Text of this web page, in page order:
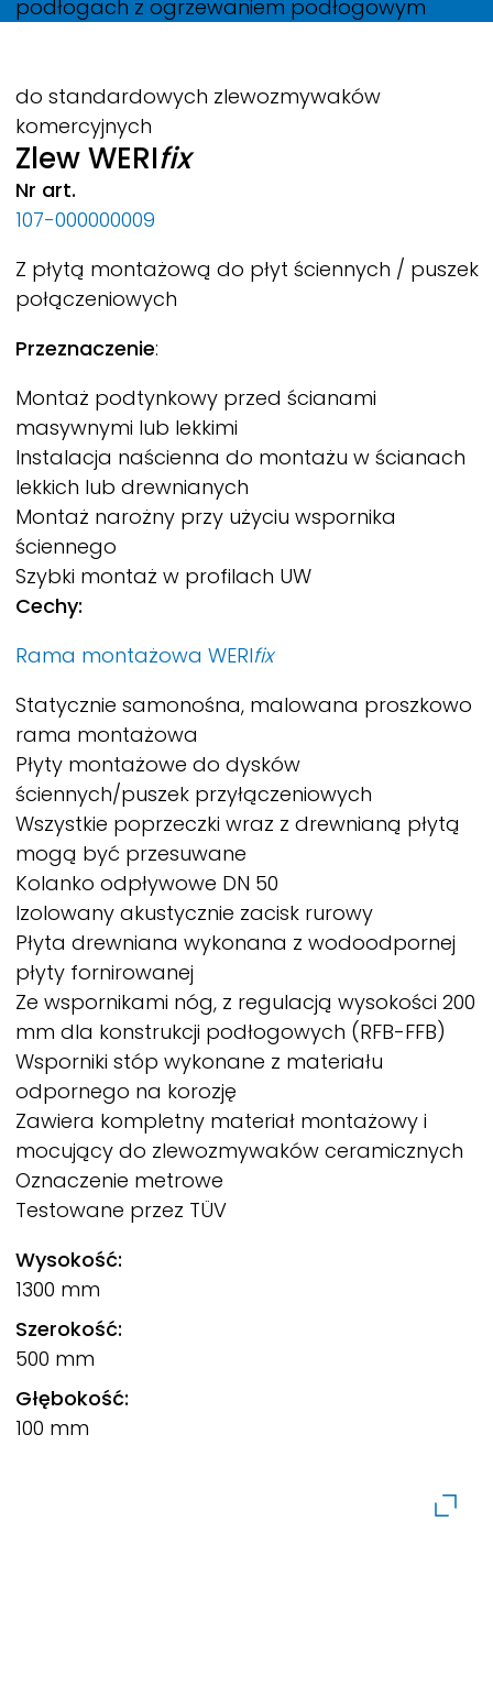
podłogach z ogrzewaniem podłogowym
do standardowych zlewozmywaków
komercyjnych
ZlewWERIfix
Nr art.
107-000000009
Z płytą montażową do płyt ściennych / puszek
połączeniowych
Przeznaczenie:
Montaż podtynkowy przed ścianami
masywnymi lub lekkimi
Instalacja naścienna do montażu w ścianach
lekkich lub drewnianych
Montaż narożny przy użyciu wspornika
ściennego
Szybki montaż w profilach UW
Cechy:
Rama montażowa WERIfix
Statycznie samonośna, malowana proszkowo
rama montażowa
Płyty montażowe do dysków
ściennych/puszek przyłączeniowych
Wszystkie poprzeczki wraz z drewnianą płytą
mogą być przesuwane
Kolanko odpływowe DN 50
Izolowany akustycznie zacisk rurowy
Płyta drewniana wykonana z wodoodpornej
płyty fornirowanej
Ze wspornikami nóg, z regulacją wysokości 200
mm dla konstrukcji podłogowych (RFB-FFB)
Wsporniki stóp wykonane z materiału
odpornego na korozję
Zawiera kompletny materiał montażowy i
mocujący do zlewozmywaków ceramicznych
Oznaczenie metrowe
Testowane przez TÜV
Wysokość:
1300 mm
Szerokość:
500 mm
Głębokość:
100 mm